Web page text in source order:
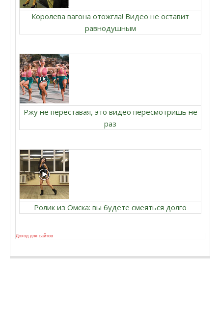
Королева вагона отожгла! Видео не оставит
равнодушным
Ржу не переставая, это видео пересмотришь не
раз
Ролик из Омска: вы будете смеяться долго
Доход для сайтов